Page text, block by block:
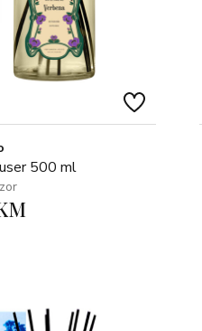
500 ml